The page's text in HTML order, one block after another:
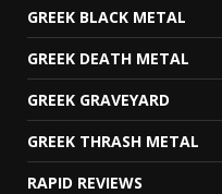
GREEK BLACK METAL
GREEK DEATH METAL
GREEK GRAVEYARD
GREEK THRASH METAL
RAPID REVIEWS